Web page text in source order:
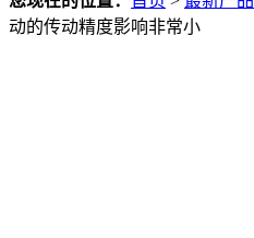
动的传动精度影响非常小